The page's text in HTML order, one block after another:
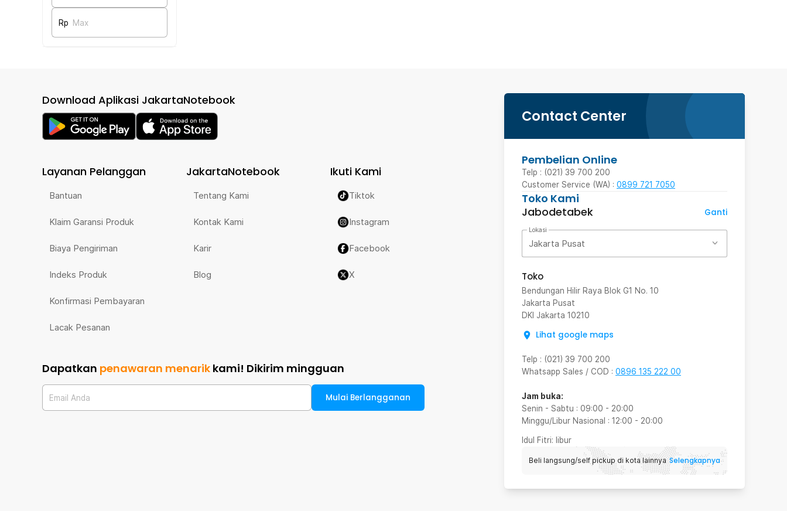
Rp Max
Contact Center
Pembelian Online
Telp : (021) 39 700 200
Customer Service (WA) : 0899 721 7050
Toko Kami
Jabodetabek
Ganti
Lokasi
Jakarta Pusat
Toko
Bendungan Hilir Raya Blok G1 No. 10
Jakarta Pusat
DKI Jakarta 10210
Lihat google maps
Telp : (021) 39 700 200
Whatsapp Sales / COD : 0896 135 222 00
Jam buka:
Senin - Sabtu : 09:00 - 20:00
Minggu/Libur Nasional : 12:00 - 20:00
Idul Fitri: libur
Beli langsung/self pickup di kota lainnya Selengkapnya
Download Aplikasi JakartaNotebook
Layanan Pelanggan
Bantuan
Klaim Garansi Produk
Biaya Pengiriman
Indeks Produk
Konfirmasi Pembayaran
Lacak Pesanan
JakartaNotebook
Tentang Kami
Kontak Kami
Karir
Blog
Ikuti Kami
Tiktok
Instagram
Facebook
X
Dapatkan penawaran menarik kami! Dikirim mingguan
Email Anda Mulai Berlangganan